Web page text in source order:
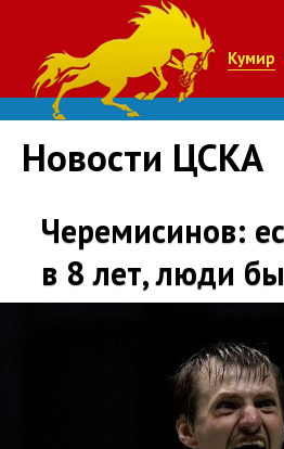
Кумир
Новости ЦСКА
Черемисинов:
в 8 лет, люди